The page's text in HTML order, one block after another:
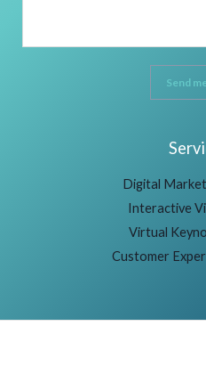
Send
Digital
Interactive
Virtual
Customer